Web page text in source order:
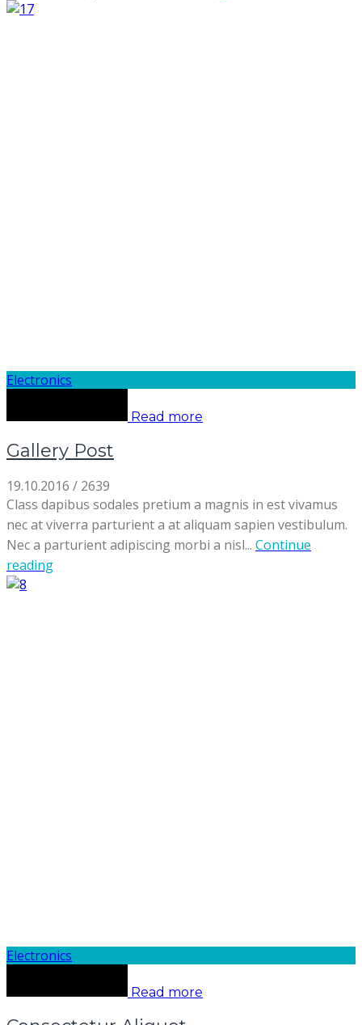
Electronics
Read more
Gallery Post
19.10.2016 / 2639
Class dapibus sodales pretium a magnis in est vivamus
nec at viverra parturient a at aliquam sapien vestibulum.
Nec a parturient adipiscing morbi a nisl... Continue
reading
Electronics
Read more